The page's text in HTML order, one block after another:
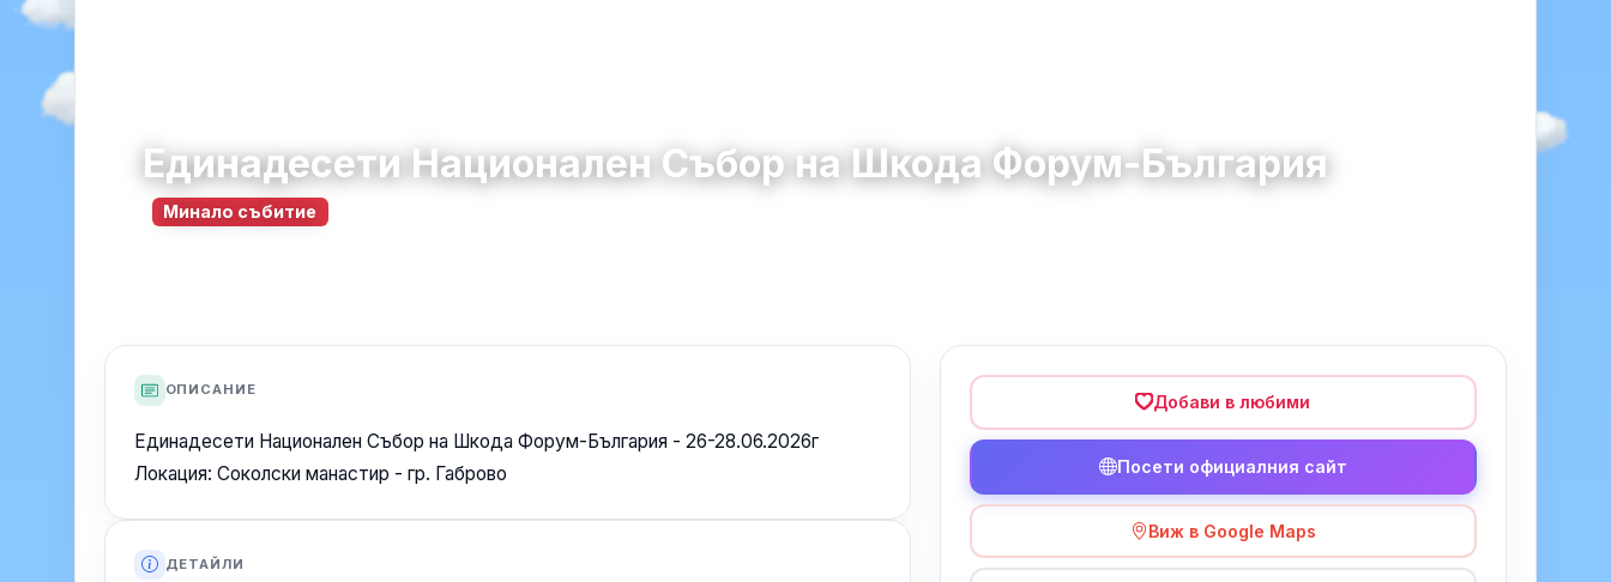
Единадесети Национален Събор на Шкода Форум-България
Минало събитие
ОПИСАНИЕ
Единадесети Национален Събор на Шкода Форум-България - 26-28.06.2026г
Локация: Соколски манастир - гр. Габрово
ДЕТАЙЛИ
Добави в любими
Посети официалния сайт
Виж в Google Maps